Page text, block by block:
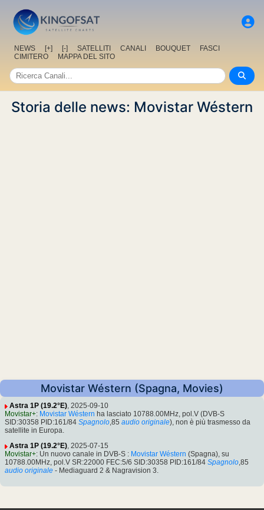
NEWS [+] [-] SATELLITI CANALI BOUQUET
FASCI
CIMITERO
MAPPA DEL SITO
Storia delle news: Movistar Wéstern
Movistar Wéstern (Spagna, Movies)
Astra 1P (19.2°E), 2025-09-10
Movistar+: Movistar Wéstern ha lasciato 10788.00MHz, pol.V (DVB-S
SID:30358 PID:161/84 Spagnolo,85 audio originale), non è più trasmesso da
satellite in Europa.
Astra 1P (19.2°E), 2025-07-15
Movistar+: Un nuovo canale in DVB-S : Movistar Wéstern (Spagna), su
10788.00MHz, pol.V SR:22000 FEC:5/6 SID:30358 PID:161/84 Spagnolo,85
audio originale - Mediaguard 2 & Nagravision 3.